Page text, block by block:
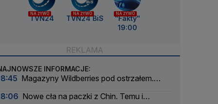
NA ŻYWO
TVN24
NA ŻYWO
TVN24 BiS
NA ŻYWO
"Fakty"
19:00
INFORMACJE:
Magazyny Wildberries pod ostrzałem.
Nowe cła na paczki z Chin. Temu i